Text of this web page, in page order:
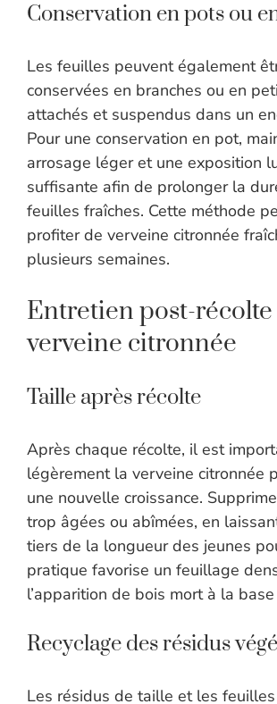
Conservation en pots ou
Les feuilles peuvent également
conservées en branches ou en
attachés et suspendus dans un
Pour une conservation en pot,
arrosage léger et une exposition
suffisante afin de prolonger la
feuilles fraîches. Cette méthode
profiter de verveine citronnée
plusieurs semaines.
Entretien post-récolte
verveine citronnée
Taille après récolte
Après chaque récolte, il est
légèrement la verveine citronnée
une nouvelle croissance.
trop âgées ou abîmées, en
tiers de la longueur des jeunes
pratique favorise un feuillage
l’apparition de bois mort à la
Recyclage des résidus
Les résidus de taille et les